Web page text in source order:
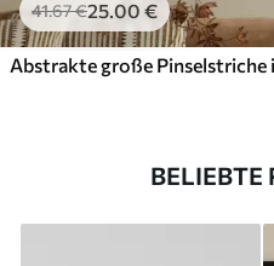
41.67€25.00 €
BELIEBTE